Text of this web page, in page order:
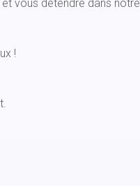
vous détendre dans notre
!